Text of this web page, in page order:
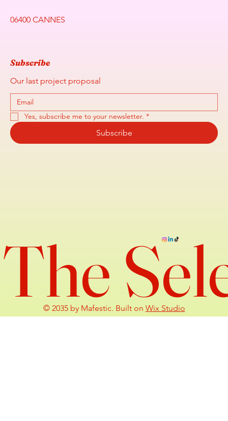
06400 CANNES
Subscribe
Our last project proposal
Yes, subscribe me to your newsletter. *
Subscribe
The
© 2035 by Mafestic. Built on Wix Studio